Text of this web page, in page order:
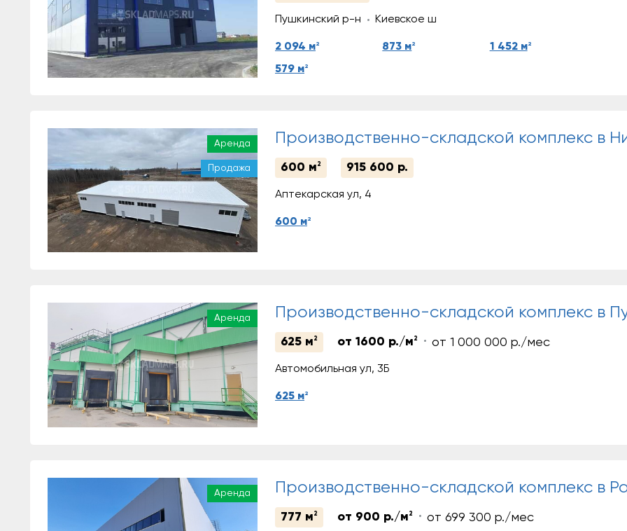
Пушкинский р-н Киевское ш
2 094 м2 873 м2 1 452 м2
579 м2
Аренда
Продажа
Производственно-складской комплекс в
600 м 2 915 600 р.
Аптекарская ул, 4
600 м2
Аренда Производственно-складской комплекс в
625 м 2 от 1600 р./м 2 от 1 000 000 р./мес
Автомобильная ул, 3Б
625 м2
Аренда Производственно-складской комплекс в
777 м 2 от 900 р./м 2 от 699 300 р./мес